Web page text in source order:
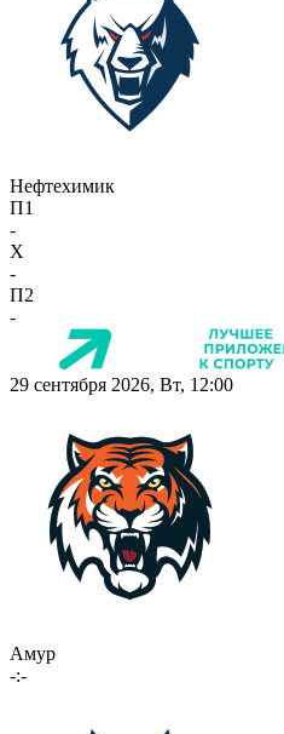
Нефтехимик
П1
-
X
-
П2
-
29 сентября 2026, Вт, 12:00
Амур
-:-